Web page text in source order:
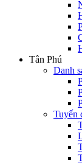
Tân Phú
Danh
Tuyến